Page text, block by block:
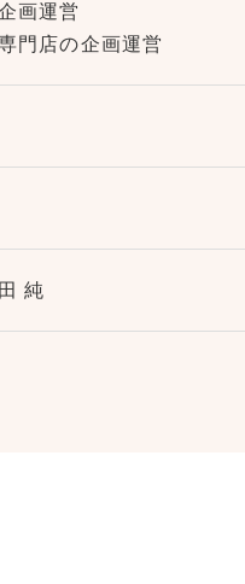
画運営
門店の企画運営
純